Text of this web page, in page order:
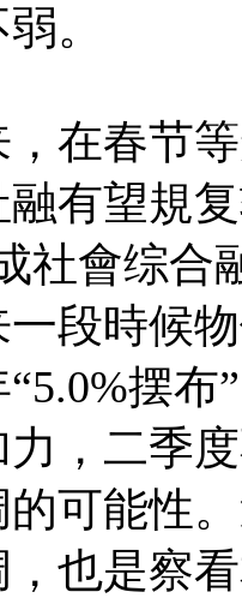
。
在春节
有望規
社會综合
段時候
摆
，二季
可能性
也是察